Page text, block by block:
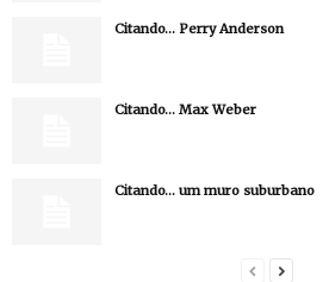
Citando… Perry Anderson
Citando… Max Weber
Citando… um muro suburbano